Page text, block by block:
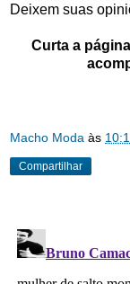
Deixem suas
Curta a
Macho Moda às
Compartilhar